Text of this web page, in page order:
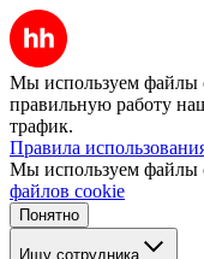
Мы используем файлы
правильную работу
трафик.
Правила
Мы используем файлы
файлов cookie
Понятно
Ищу сотрудника